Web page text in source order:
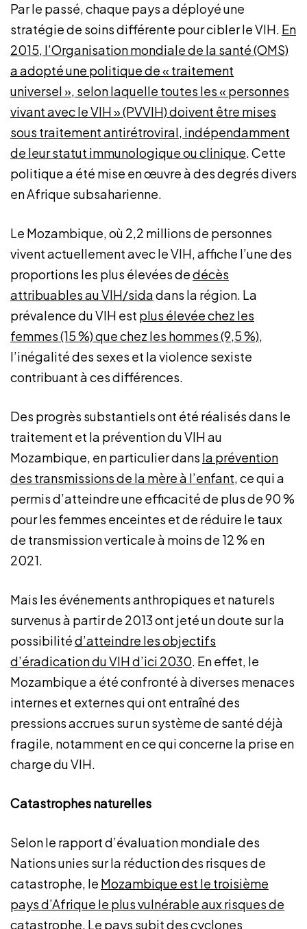
Par le passé, chaque pays a déployé une
stratégie de soins différente pour cibler le VIH. En
2015, l’Organisation mondiale de la santé (OMS)
a adopté une politique de « traitement
universel », selon laquelle toutes les « personnes
vivant avec le VIH » (PVVIH) doivent être mises
sous traitement antirétroviral, indépendamment
de leur statut immunologique ou clinique. Cette
politique a été mise en œuvre à des degrés divers
en Afrique subsaharienne.
Le Mozambique, où 2,2 millions de personnes
vivent actuellement avec le VIH, affiche l’une des
proportions les plus élevées dedécès
attribuables au VIH/sidadans la région. La
prévalence du VIH est plus élevée chez les
femmes (15 %) que chez les hommes (9,5 %),
l’inégalité des sexes et la violence sexiste
contribuant à ces différences.
Des progrès substantiels ont été réalisés dans le
traitement et la prévention du VIH au
Mozambique, en particulier dans la prévention
des transmissions de la mère à l’enfant, ce qui a
permis d’atteindre une efficacité de plus de 90 %
pour les femmes enceintes et de réduire le taux
de transmission verticale à moins de 12 % en
2021.
Mais les événements anthropiques et naturels
survenus à partir de 2013 ont jeté un doute sur la
possibilitéd’atteindre les objectifs
d’éradication du VIH d’ici 2030. En effet, le
Mozambique a été confronté à diverses menaces
internes et externes qui ont entraîné des
pressions accrues sur un système de santé déjà
fragile, notamment en ce qui concerne la prise en
charge du VIH.
Catastrophes naturelles
Selon le rapport d’évaluation mondiale des
Nations unies sur la réduction des risques de
catastrophe, le Mozambique est le troisième
pays d’Afrique le plus vulnérable aux risques de
catastrophe. Le pays subit des cyclones